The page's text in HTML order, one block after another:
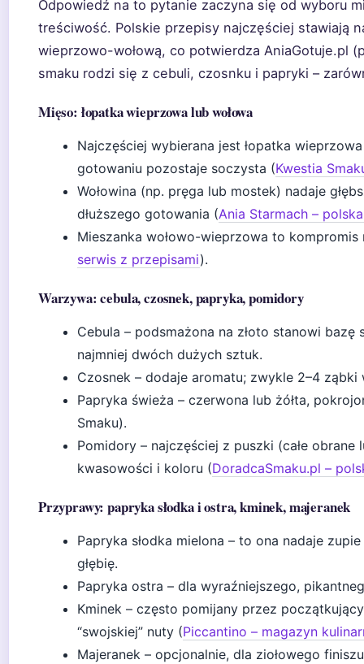
Odpowiedź na to pytanie zaczyna się od wyboru
treściwość. Polskie przepisy najczęściej stawiają
wieprzowo-wołową, co potwierdza AniaGotuje.pl
smaku rodzi się z cebuli, czosnku i papryki –
Mięso: łopatka wieprzowa lub wołowa
Najczęściej wybierana jest łopatka
gotowaniu pozostaje soczysta (Kwestia
Wołowina (np. pręga lub mostek) nadaje
dłuższego gotowania (Ania Starmach –
Mieszanka wołowo-wieprzowa to
serwis z przepisami).
Warzywa: cebula, czosnek, papryka, pomidory
Cebula – podsmażona na złoto stanowi
najmniej dwóch dużych sztuk.
Czosnek – dodaje aromatu; zwykle 2–4
Papryka świeża – czerwona lub żółta,
Smaku).
Pomidory – najczęściej z puszki (całe
kwasowości i koloru (DoradcaSmaku.pl –
Przyprawy: papryka słodka i ostra, kminek, majeranek
Papryka słodka mielona – to ona nadaje
głębię.
Papryka ostra – dla wyraźniejszego,
Kminek – często pomijany przez
“swojskiej” nuty (Piccantino – magazyn
Majeranek – opcjonalnie, dla ziołowego